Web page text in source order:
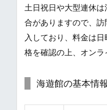
土日祝日や大型連休
合がありますので、
入しており、料金は
格を確認の上、オンラ
海遊館の基本情報